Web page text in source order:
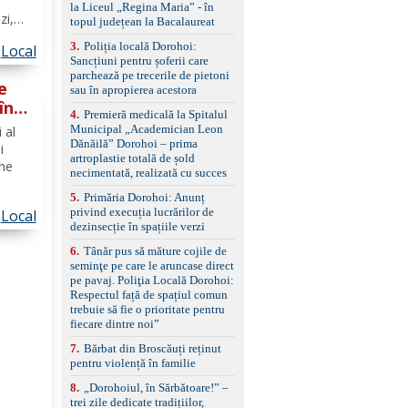
Local
al
de
Local
panoramică, geamuri
spate fumurii Carlig de
remorcare Bonus: -
Covorașe textile montate
pe mașină. -Ofer și un
set de covorașe din
împreună cu un set de
anvelope de iarnă.
la Liceul „Regina Maria” - în
topul județean la Bacalaureat
3. Poliția locală Dorohoi:
Sancțiuni pentru șoferii care
parchează pe trecerile de pietoni
sau în apropierea acestora
4. Premieră medicală la Spitalul
Municipal „Academician Leon
Dănăilă” Dorohoi – prima
artroplastie totală de șold
necimentată, realizată cu succes
5. Primăria Dorohoi: Anunț
privind execuția lucrărilor de
dezinsecție în spațiile verzi
6. Tânăr pus să măture cojile de
seminţe pe care le aruncase direct
pe pavaj. Poliţia Locală Dorohoi:
Respectul față de spațiul comun
trebuie să fie o prioritate pentru
fiecare dintre noi”
7. Bărbat din Broscăuți reținut
pentru violență în familie
8.
„Dorohoiul, în Sărbătoare!” –
trei zile dedicate tradițiilor,